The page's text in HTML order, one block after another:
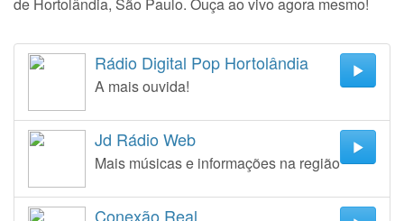
Rádio Digital Pop Hortolândia
A mais ouvida!
Jd Rádio Web
Mais músicas e informações na região
Conexão Real